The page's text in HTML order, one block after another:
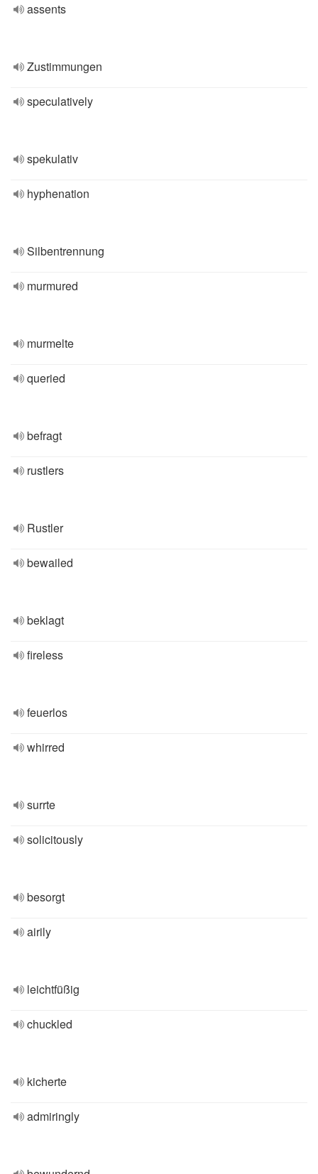
assents
Zustimmungen
speculatively
spekulativ
hyphenation
Silbentrennung
murmured
murmelte
queried
befragt
rustlers
Rustler
bewailed
beklagt
fireless
feuerlos
whirred
surrte
solicitously
besorgt
airily
leichtfüßig
chuckled
kicherte
admiringly